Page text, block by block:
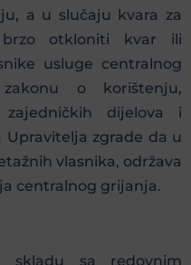
a u slučaju kvara za
otkloniti kvar ili
usluge centralnog
o korištenju,
dijelova i
Upravitelja zgrade da u
vlasnika, održava
centralnog grijanja.
sa redovnim